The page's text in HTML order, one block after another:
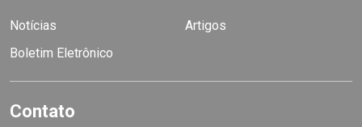
Notícias
Artigos
Boletim Eletrônico
Contato